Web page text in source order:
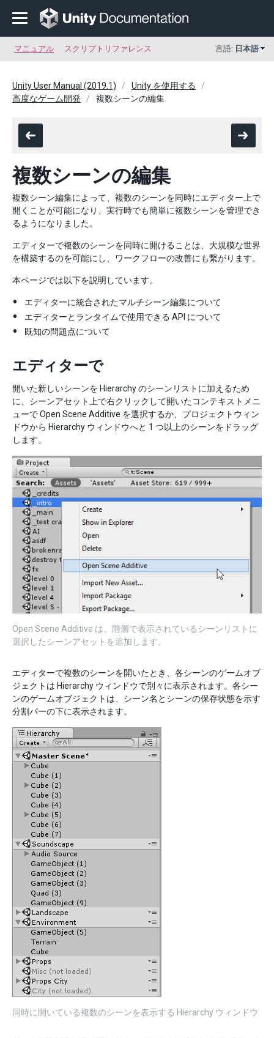
マニュアル スクリプトリファレンス 言語: 日本語
Unity User Manual (2019.1)
Unity を使用する
高度なゲーム開発
複数シーンの編集
複数シーンの編集
複数シーン編集によって、複数のシーンを同時にエディター上で
開くことが可能になり、実行時でも簡単に複数シーンを管理でき
るようになりました。
エディターで複数のシーンを同時に開けることは、大規模な世界
を構築するのを可能にし、ワークフローの改善にも繋がります。
本ページでは以下を説明しています。
エディターに統合されたマルチシーン編集について
エディターとランタイムで使用できる API について
既知の問題点について
エディターで
開いた新しいシーンを Hierarchy のシーンリストに加えるため
に、シーンアセット上で右クリックして開いたコンテキストメニ
ューで Open Scene Additive を選択するか、プロジェクトウィン
ドウから Hierarchy ウィンドウへと 1 つ以上のシーンをドラッグ
します。
Open Scene Additive は、階層で表示されているシーンリストに
選択したシーンアセットを追加します。
エディターで複数のシーンを開いたとき、各シーンのゲームオブ
ジェクトは Hierarchy ウィンドウで別々に表示されます。各シー
ンのゲームオブジェクトは、シーン名とシーンの保存状態を示す
分割バーの下に表示されます。
同時に開いている複数のシーンを表示する Hierarchy ウィンドウ